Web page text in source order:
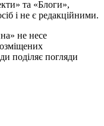
та «Блоги»,
і не є редакційними.
не несе
поділяє погляди